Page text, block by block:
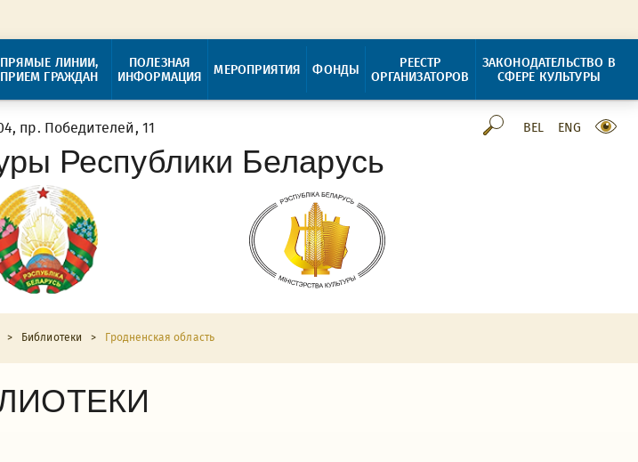
ПРЯМЫЕ ЛИНИИ,
ПРИЕМ ГРАЖДАН
ПОЛЕЗНАЯ
ИНФОРМАЦИЯ
МЕРОПРИЯТИЯ ФОНДЫ
РЕЕСТР
ОРГАНИЗАТОРОВ
ЗАКОНОДАТЕЛЬСТВО В
СФЕРЕ КУЛЬТУРЫ
пр. Победителей, 11 BEL ENG
Республики Беларусь
> Библиотеки > Гродненская область